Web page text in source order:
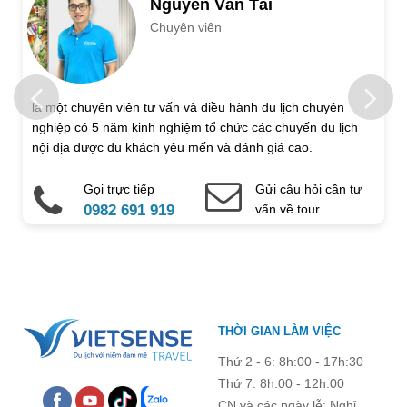
Trẻ em 1 đến 5 tuổi
Họ và tên
Địa chỉ liên hệ
Điện thoại di động Email
Chú ý: Trường mang dấu (* ) là bắt buộc. Vui lòng không để
trống !
Nguyễn Văn Tài
Chuyên viên
là một chuyên viên tư vấn và điều hành du lịch chuyên
nghiệp có 5 năm kinh nghiệm tổ chức các chuyến du lịch
nội địa được du khách yêu mến và đánh giá cao.
Gọi trực tiếp
0982 691 919
Gửi câu hỏi cần tư
vấn về tour
THỜI GIAN LÀM VIỆC
Thứ 2 - 6: 8h:00 - 17h:30
Thứ 7: 8h:00 - 12h:00